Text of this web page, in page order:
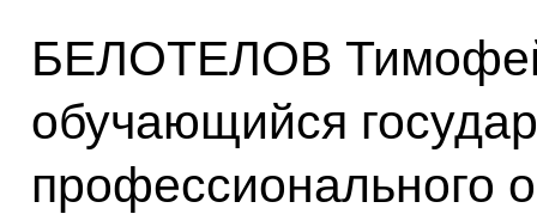
БЕЛОТЕЛОВ
обучающийся
профессионального